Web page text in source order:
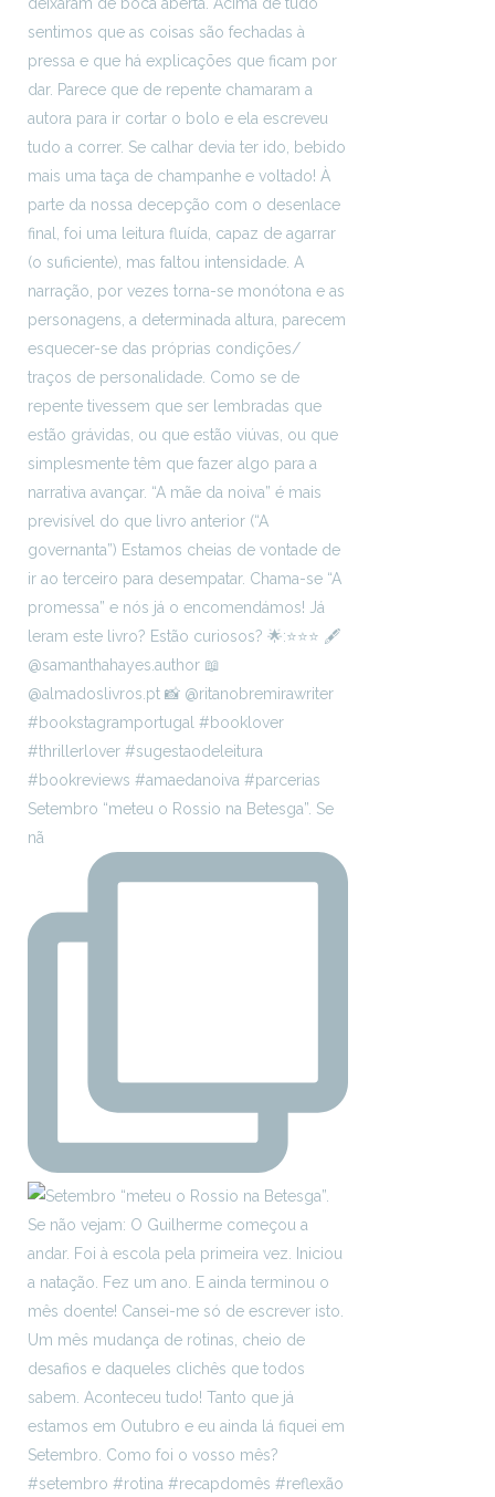
Setembro “meteu o Rossio na Betesga”. Se
nã